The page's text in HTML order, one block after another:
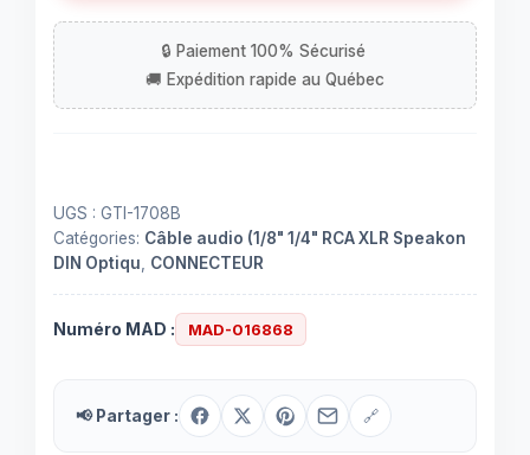
1/8"
mâle
à
1/8"
UGS : GTI-1708B
Catégories: Câble audio (1/8" 1/4" RCA XLR Speakon
DIN Optiqu, CONNECTEUR
Numéro MAD : MAD-016868
📢 Partager : 🔗